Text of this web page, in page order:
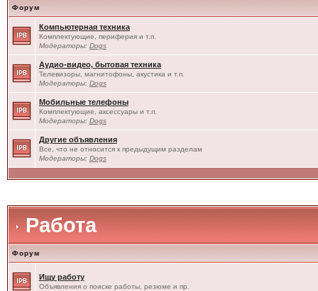
Форум
Компьютерная техника
Комплектующие, периферия и т.п.
Модераторы: Dogs
Аудио-видео, бытовая техника
Телевизоры, магнитофоны, акустика и т.п.
Модераторы: Dogs
Мобильные телефоны
Комплектующие, аксессуары и т.п.
Модераторы: Dogs
Другие объявления
Все, что не относится к предыдущим разделам
Модераторы: Dogs
Работа
Форум
Ищу работу
Объявления о поиске работы, резюме и пр.